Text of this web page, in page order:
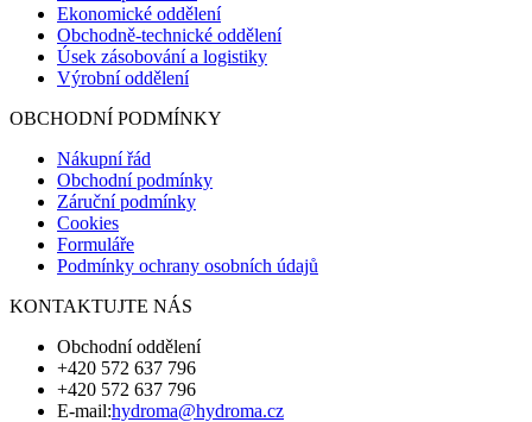
Ekonomické oddělení
Obchodně-technické oddělení
Úsek zásobování a logistiky
Výrobní oddělení
OBCHODNÍ PODMÍNKY
Nákupní řád
Obchodní podmínky
Záruční podmínky
Cookies
Formuláře
Podmínky ochrany osobních údajů
KONTAKTUJTE NÁS
Obchodní oddělení
+420 572 637 796
+420 572 637 796
E-mail:hydroma@hydroma.cz